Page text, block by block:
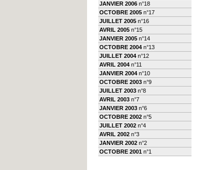
JANVIER 2006 n°18
OCTOBRE 2005 n°17
JUILLET 2005 n°16
AVRIL 2005 n°15
JANVIER 2005 n°14
OCTOBRE 2004 n°13
JUILLET 2004 n°12
AVRIL 2004 n°11
JANVIER 2004 n°10
OCTOBRE 2003 n°9
JUILLET 2003 n°8
AVRIL 2003 n°7
JANVIER 2003 n°6
OCTOBRE 2002 n°5
JUILLET 2002 n°4
AVRIL 2002 n°3
JANVIER 2002 n°2
OCTOBRE 2001 n°1